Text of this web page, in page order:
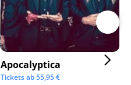
Apocalyptica
Tickets ab55,95€